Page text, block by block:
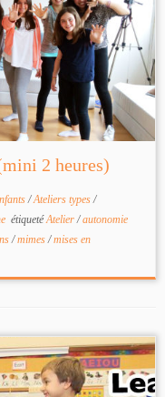
2 heures)
/Ateliers types/
étiquetéAtelier/autonomie
/mimes/mises en